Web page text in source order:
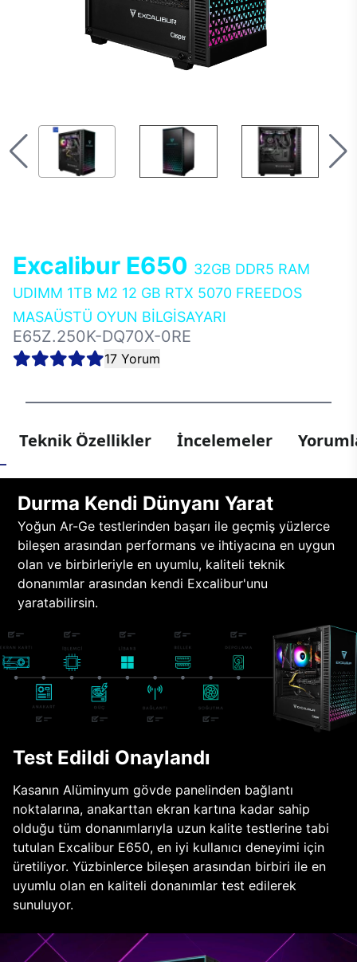
Excalibur E650 32GB DDR5 RAM
UDIMM 1TB M2 12 GB RTX 5070 FREEDOS
MASAÜSTÜ OYUN BİLGİSAYARI
E65Z.250K-DQ70X-0RE
17 Yorum
Teknik Özellikler İncelemeler
Durma Kendi Dünyanı Yarat
Yoğun Ar-Ge testlerinden başarı ile geçmiş yüzlerce
bileşen arasından performans ve ihtiyacına en uygun
olan ve birbirleriyle en uyumlu, kaliteli teknik
donanımlar arasından kendi Excalibur'unu
yaratabilirsin.
Test Edildi Onaylandı
Kasanın Alüminyum gövde panelinden bağlantı
noktalarına, anakarttan ekran kartına kadar sahip
olduğu tüm donanımlarıyla uzun kalite testlerine tabi
tutulan Excalibur E650, en iyi kullanıcı deneyimi için
üretiliyor. Yüzbinlerce bileşen arasından birbiri ile en
uyumlu olan en kaliteli donanımlar test edilerek
sunuluyor.